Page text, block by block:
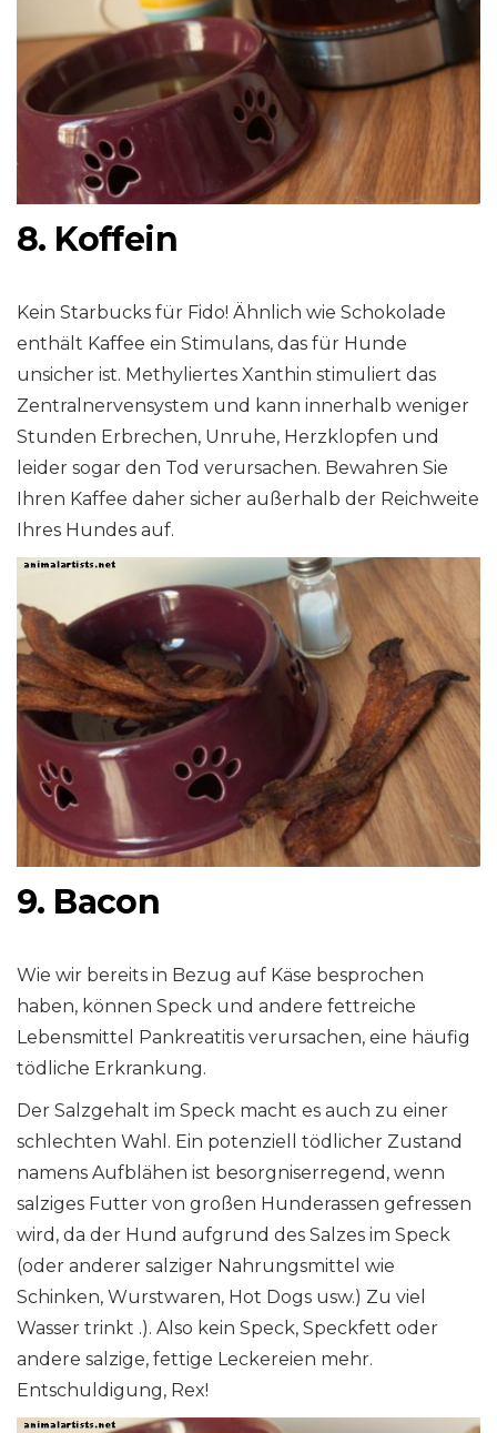
8. Koffein
Kein Starbucks für Fido! Ähnlich wie Schokolade
enthält Kaffee ein Stimulans, das für Hunde
unsicher ist. Methyliertes Xanthin stimuliert das
Zentralnervensystem und kann innerhalb weniger
Stunden Erbrechen, Unruhe, Herzklopfen und
leider sogar den Tod verursachen. Bewahren Sie
Ihren Kaffee daher sicher außerhalb der Reichweite
Ihres Hundes auf.
9. Bacon
Wie wir bereits in Bezug auf Käse besprochen
haben, können Speck und andere fettreiche
Lebensmittel Pankreatitis verursachen, eine häufig
tödliche Erkrankung.
Der Salzgehalt im Speck macht es auch zu einer
schlechten Wahl. Ein potenziell tödlicher Zustand
namens Aufblähen ist besorgniserregend, wenn
salziges Futter von großen Hunderassen gefressen
wird, da der Hund aufgrund des Salzes im Speck
(oder anderer salziger Nahrungsmittel wie
Schinken, Wurstwaren, Hot Dogs usw.) Zu viel
Wasser trinkt .). Also kein Speck, Speckfett oder
andere salzige, fettige Leckereien mehr.
Entschuldigung, Rex!